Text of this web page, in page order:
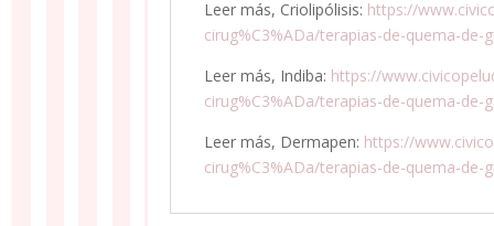
Leer más, Criolipólisis: https://
cirug%C3%ADa/terapias-de-quema-de-
Leer más, Indiba: https://
cirug%C3%ADa/terapias-de-quema-
Leer más, Dermapen: https://
cirug%C3%ADa/terapias-de-quema-de-